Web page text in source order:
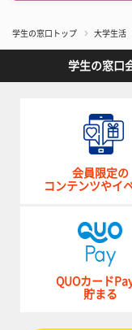
学生の窓口トップ 大学生活
学生の窓口
会員限定の
コンテンツやイ
QUOカード
貯まる